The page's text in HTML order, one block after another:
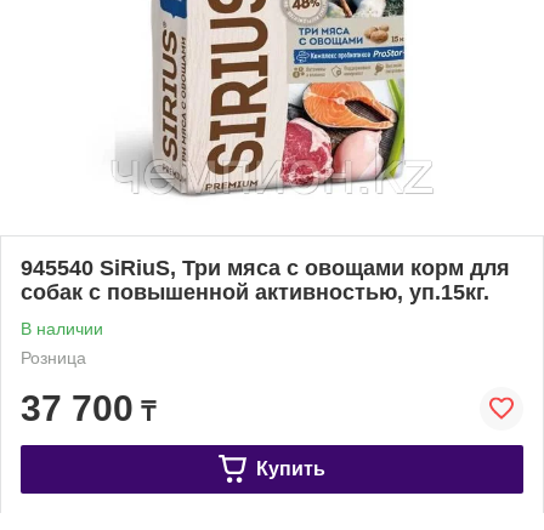
945540 SiRiuS, Три мяса с овощами корм для
собак с повышенной активностью, уп.15кг.
В наличии
Розница
37 700 ₸
Купить